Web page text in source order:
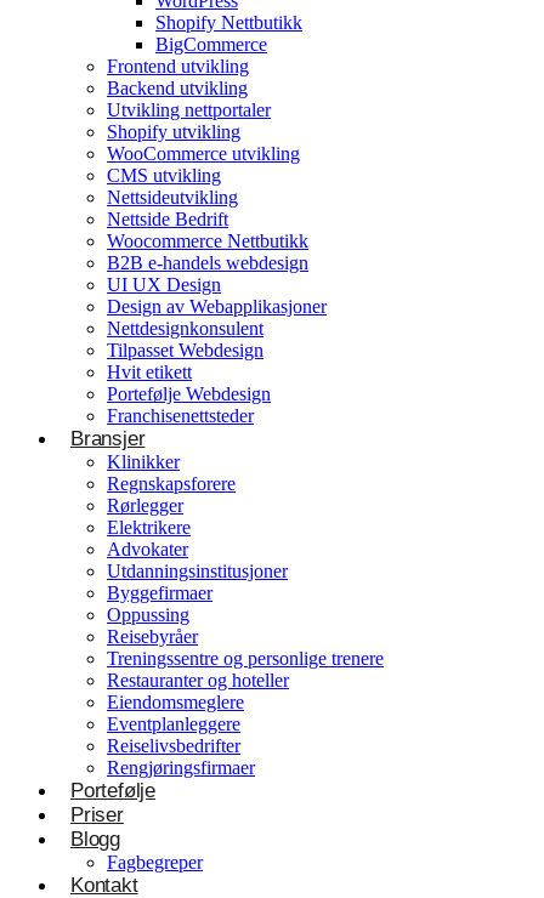
Shopify Nettbutikk
BigCommerce
Frontend utvikling
Backend utvikling
Utvikling nettportaler
Shopify utvikling
WooCommerce utvikling
CMS utvikling
Nettsideutvikling
Nettside Bedrift
Woocommerce Nettbutikk
B2B e-handels webdesign
UI UX Design
Design av Webapplikasjoner
Nettdesignkonsulent
Tilpasset Webdesign
Hvit etikett
Portefølje Webdesign
Franchisenettsteder
Bransjer
Klinikker
Regnskapsforere
Rørlegger
Elektrikere
Advokater
Utdanningsinstitusjoner
Byggefirmaer
Oppussing
Reisebyråer
Treningssentre og personlige trenere
Restauranter og hoteller
Eiendomsmeglere
Eventplanleggere
Reiselivsbedrifter
Rengjøringsfirmaer
Portefølje
Priser
Blogg
Fagbegreper
Kontakt
Konsulentvirksomhet og partnerskap
Nettdesignkonsulent
Hvit etikett
E-handelsløsning
Woocommerce Nettbutikk
Shopify utvikling
WooCommerce utvikling
Betjener
WordPress
Shopify Nettbutikk
BigCommerce
Ønsker du å bygge din tilstedeværelse på nett i
Norge?
Få et tilbud
Byggetjenester
Byggefirmaer